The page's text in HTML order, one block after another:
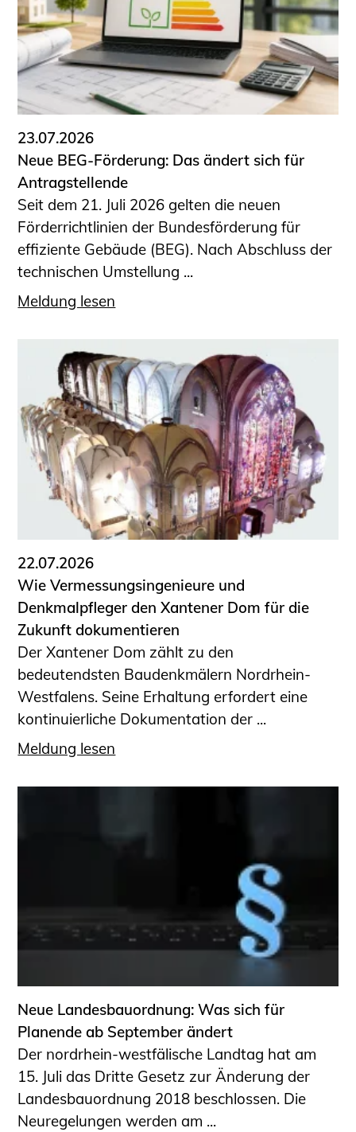
START.ING. Das Studierenden Praxis-
Programm
Wissenswertes für Studierende
Wettbewerbe für Studierende
BLING.BLING.
Kammer Newsletter
Presse
Kontakt und Anfahrt
Impressum
Datenschutz
Ingenieurakademie West
23.07.2026
Neue BEG-Förderung: Das ändert sich für
Antragstellende
Seit dem 21. Juli 2026 gelten die neuen
Förderrichtlinien der Bundesförderung für
effiziente Gebäude (BEG). Nach Abschluss der
technischen Umstellung ...
Meldung lesen
22.07.2026
Wie Vermessungsingenieure und
Denkmalpfleger den Xantener Dom für die
Zukunft dokumentieren
Der Xantener Dom zählt zu den
bedeutendsten Baudenkmälern Nordrhein-
Westfalens. Seine Erhaltung erfordert eine
kontinuierliche Dokumentation der ...
Meldung lesen
Neue Landesbauordnung: Was sich für
Planende ab September ändert
Der nordrhein-westfälische Landtag hat am
15. Juli das Dritte Gesetz zur Änderung der
Landesbauordnung 2018 beschlossen. Die
Neuregelungen werden am ...